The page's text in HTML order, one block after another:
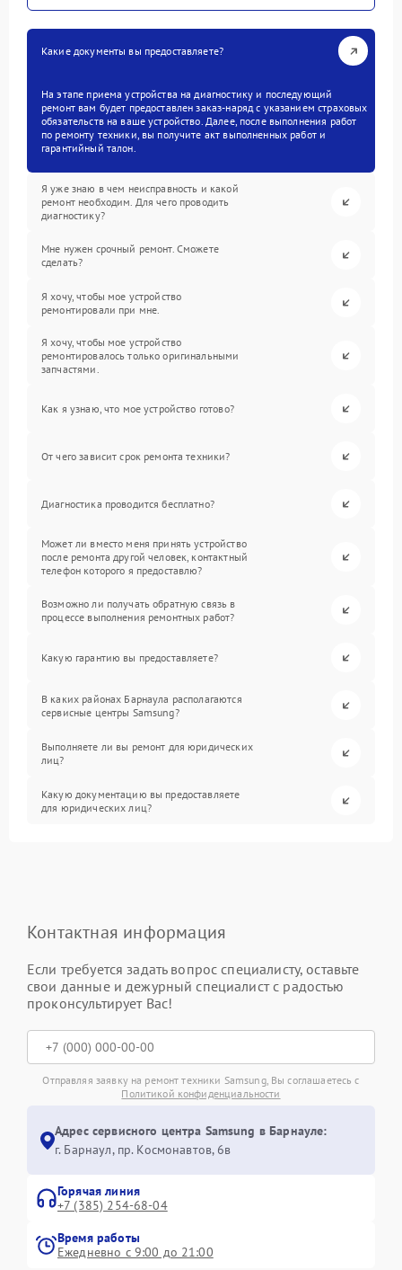
Какие документы вы предоставляете?
На этапе приема устройства на диагностику и последующий
ремонт вам будет предоставлен заказ-наряд с указанием страховых
обязательств на ваше устройство. Далее, после выполнения работ
по ремонту техники, вы получите акт выполненных работ и
гарантийный талон.
Я уже знаю в чем неисправность и какой
ремонт необходим. Для чего проводить
диагностику?
Мне нужен срочный ремонт. Сможете
сделать?
Я хочу, чтобы мое устройство
ремонтировали при мне.
Я хочу, чтобы мое устройство
ремонтировалось только оригинальными
запчастями.
Как я узнаю, что мое устройство готово?
От чего зависит срок ремонта техники?
Диагностика проводится бесплатно?
Может ли вместо меня принять устройство
после ремонта другой человек, контактный
телефон которого я предоставлю?
Возможно ли получать обратную связь в
процессе выполнения ремонтных работ?
Какую гарантию вы предоставляете?
В каких районах Барнаула располагаются
сервисные центры Samsung?
Выполняете ли вы ремонт для юридических
лиц?
Какую документацию вы предоставляете
для юридических лиц?
Контактная информация
Если требуется задать вопрос специалисту, оставьте
свои данные и дежурный специалист с радостью
проконсультирует Вас!
Отправляя заявку на ремонт техники Samsung, Вы соглашаетесь с
Политикой конфиденциальности
Адрес сервисного центра Samsung в Барнауле:
г. Барнаул, ​пр. Космонавтов, 6в
Горячая линия
+7 (385) 254-68-04
Время работы
Ежедневно с 9:00 до 21:00